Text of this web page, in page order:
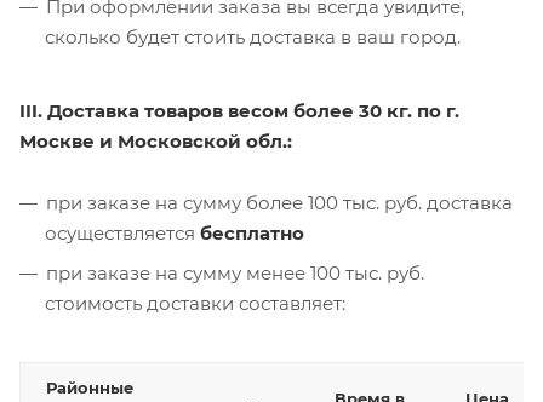
При оформлении заказа вы всегда увидите,
сколько будет стоить доставка в ваш город.
III. Доставка товаров весом более 30 кг. по г.
Москве и Московской обл.:
при заказе на сумму более 100 тыс. руб. доставка
осуществляется бесплатно
при заказе на сумму менее 100 тыс. руб.
стоимость доставки составляет:
Районные